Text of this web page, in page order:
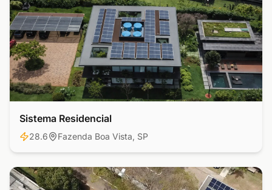
Residencial
Sistema Residencial
28.6 Fazenda Boa Vista, SP